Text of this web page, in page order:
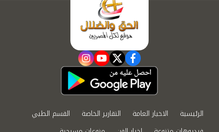
facebook
twitter
youtube
instagram
الرئيسية الاخبار العامة التقارير الخاصة
القسم الطبي